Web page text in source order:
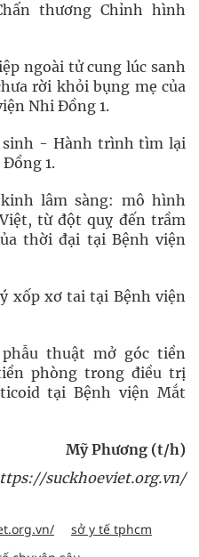
thương Chỉnh hình
ngoài tử cung lúc sanh
rời khỏi bụng mẹ của
Nhi Đồng 1.
sinh - Hành trình tìm lại
1.
lâm sàng: mô hình
từ đột quỵ đến trầm
thời đại tại Bệnh viện
xốp xơ tai tại Bệnh viện
thuật mở góc tiền
phòng trong điều trị
tại Bệnh viện Mắt
Mỹ Phương (t/h)
suckhoeviet.org.vn/
sở y tế tphcm